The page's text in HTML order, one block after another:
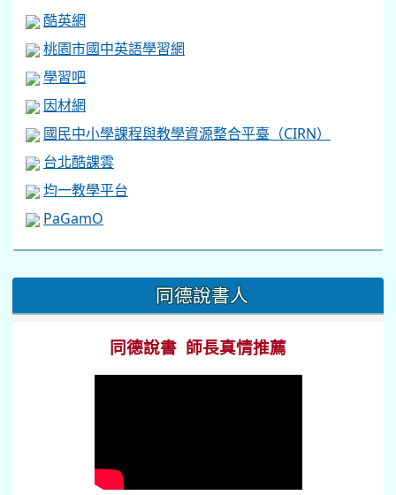
酷英網
桃園市國中英語學習網
學習吧
因材網
國民中小學課程與教學資源整合平臺（CIRN）
台北酷課雲
均一教學平台
PaGamO
::: 同德說書人
同德說書 師長真情推薦